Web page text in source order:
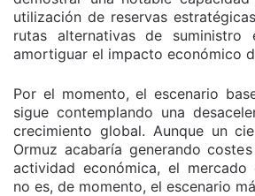
utilización de reservas
rutas alternativas de suministro
amortiguar el impacto económico
Por el momento, el escenario
sigue contemplando una
crecimiento global. Aunque un
Ormuz acabaría generando
actividad económica, el mercado
no es, de momento, el escenario